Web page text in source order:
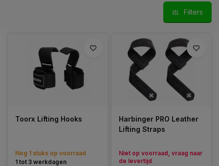
kracht vereist, is de zogenaamde knijpkracht de zwakke
schakel bij een oefening zoals de deadlift. Het onderlichaam
kan het gewicht wel handelen, maar je verliest je greep op de
DENK AAN JE GRIP-STRENGHT!
is je grip-strenght te verbeteren! Je bent pas echt sterk als je
het maximum gewicht ook zonder straps kunt liften.
Filters
Toorx Lifting Hooks
Nog 1 stuks op voorraad
1 tot 3 werkdagen
Harbinger PRO Leather
Lifting Straps
Niet op voorraad, vraag naar
de levertijd